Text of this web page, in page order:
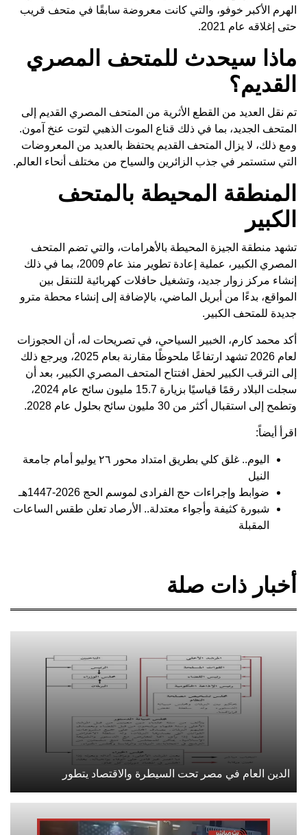
الهرم الأكبر خوفو، والتي كانت معروضة سابقًا في متحف قريب
حتى إغلاقه عام 2021.
ماذا سيحدث للمتحف المصري
القديم؟
تم نقل العديد من القطع الأثرية من المتحف المصري القديم إلى
المتحف الجديد، بما في ذلك قناع الموت الذهبي لتوت عنخ آمون.
ومع ذلك، لا يزال المتحف القديم يحتفظ بالعديد من المعروضات
التي ستستمر في جذب الزائرين والسياح من مختلف أنحاء العالم.
المنطقة المحيطة بالمتحف
الكبير
تشهد منطقة الجيزة المحيطة بالأهرامات، والتي تضم المتحف
المصري الكبير، عملية إعادة تطوير منذ عام 2009، بما في ذلك
إنشاء مركز زوار جديد، وتشغيل حافلات كهربائية للتنقل بين
المواقع، بدءًا من أبريل الماضي، بالإضافة إلى إنشاء محطة مترو
جديدة للمتحف الكبير.
أكد محمد كارم، الخبير السياحي، في تصريحات له، أن الحجوزات
لعام 2026 تشهد ارتفاعًا ملحوظًا مقارنة بعام 2025، ويرجع ذلك
إلى الترقب الكبير لحفل افتتاح المتحف المصري الكبير، بعد أن
سجلت البلاد رقمًا قياسيًا بزيارة 15.7 مليون سائح عام 2024،
وتطمح إلى استقبال أكثر من 30 مليون سائح بحلول عام 2028.
اقرأ أيضاً:
اليوم.. غلق كلي بطريق امتداد محور ٢٦ يوليو أمام جامعة
النيل
ضوابط وإجراءات حج الفرادى لموسم الحج 2026-1447هـ
شبورة كثيفة وأجواء معتدلة.. الأرصاد تعلن طقس الساعات
المقبلة
أخبار ذات صلة
الدين العام في مصر تحت السيطرة والاقتصاد يتطور